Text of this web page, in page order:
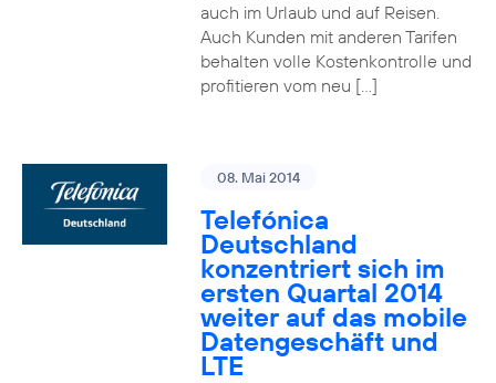
auch im Urlaub und auf Reisen.
Auch Kunden mit anderen Tarifen
behalten volle Kostenkontrolle und
profitieren vom neu […]
08. Mai 2014
Telefónica
Deutschland
konzentriert sich im
ersten Quartal 2014
weiter auf das mobile
Datengeschäft und
LTE